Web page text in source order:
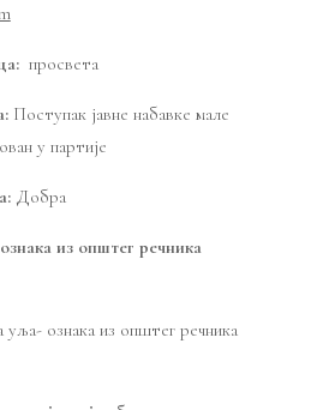
просвета
Поступак јавне набавке мале
у партије
Добра
из општег речника
уља- ознака из општег речника